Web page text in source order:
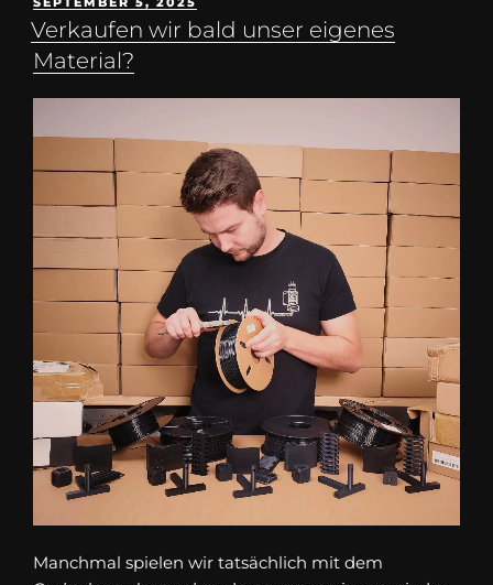
Verkaufen wir bald unser eigenes
Material?
Manchmal spielen wir tatsächlich mit dem